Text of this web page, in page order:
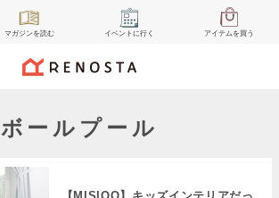
マガジンを読む イベント に行く アイテムを買う
ボールプール